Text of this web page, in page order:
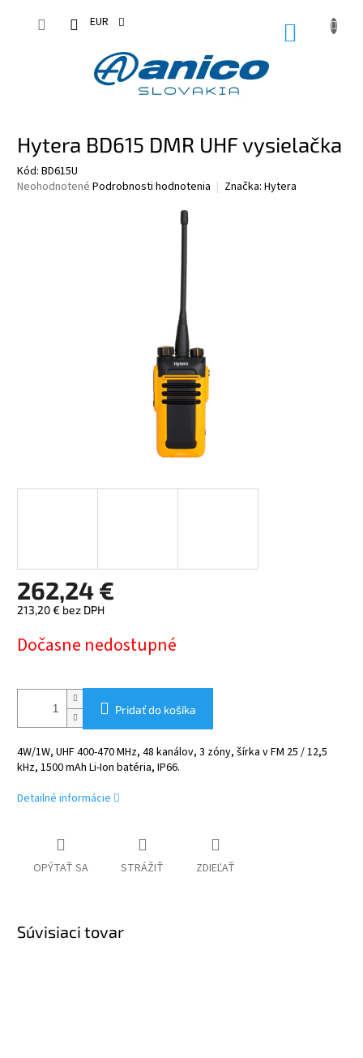
EUR
Hytera BD615 DMR UHF vysielačka
Kód: BD615U
Priemerné
Neohodnotené Podrobnosti hodnotenia Značka: Hytera
262,24 €
213,20 € bez DPH
cena:
Dočasne nedostupné
Pridať do košíka
4W/1W, UHF 400-470 MHz, 48 kanálov, 3 zóny, šírka v FM 25 / 12,5
kHz, 1500 mAh Li-Ion batéria, IP66.
Detailné informácie
OPÝTAŤ SA STRÁŽIŤ ZDIEĽAŤ
Súvisiaci tovar